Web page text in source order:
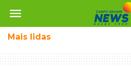
menu
Mais lidas